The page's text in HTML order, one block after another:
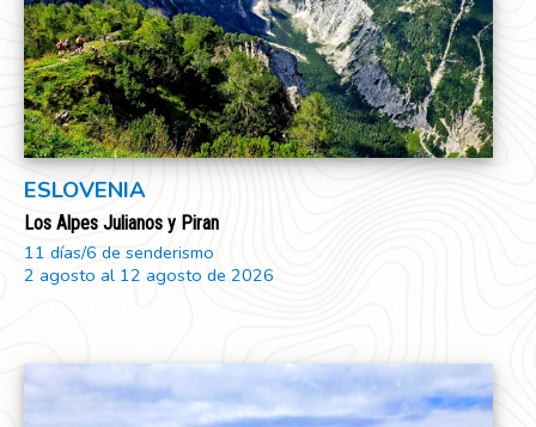
ESLOVENIA
Los Alpes Julianos y Piran
11 días/6 de senderismo
2 agosto al 12 agosto de 2026